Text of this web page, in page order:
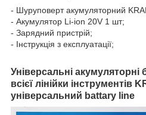
- Шуруповерт акумуляторний
- Акумулятор Li-ion 20V 1 шт;
- Зарядний пристрій;
- Інструкція з експлуатації;
Універсальні акумуляторні
всієї лінійки інструментів
універсальний battary line